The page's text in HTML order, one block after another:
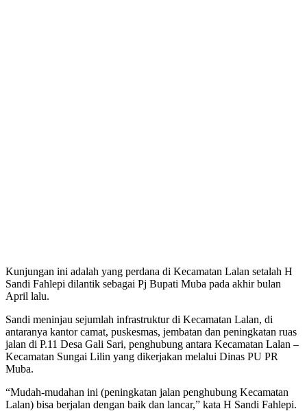
Kunjungan ini adalah yang perdana di Kecamatan Lalan setalah H
Sandi Fahlepi dilantik sebagai Pj Bupati Muba pada akhir bulan
April lalu.
Sandi meninjau sejumlah infrastruktur di Kecamatan Lalan, di
antaranya kantor camat, puskesmas, jembatan dan peningkatan ruas
jalan di P.11 Desa Gali Sari, penghubung antara Kecamatan Lalan –
Kecamatan Sungai Lilin yang dikerjakan melalui Dinas PU PR
Muba.
“Mudah-mudahan ini (peningkatan jalan penghubung Kecamatan
Lalan) bisa berjalan dengan baik dan lancar,” kata H Sandi Fahlepi.